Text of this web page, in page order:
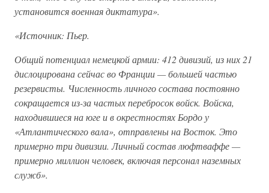
установится военная диктатура».
«Источник: Пьер.
Общий потенциал немецкой армии: 412 дивизий, из них 21
дислоцирована сейчас во Франции — большей частью
резервисты. Численность личного состава постоянно
сокращается из-за частых перебросок войск. Войска,
находившиеся на юге и в окрестностях Бордо у
«Атлантического вала», отправлены на Восток. Это
примерно три дивизии. Личный состав люфтваффе —
примерно миллион человек, включая персонал наземных
служб».